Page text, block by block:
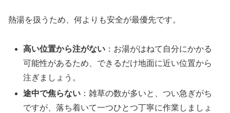
熱湯を扱うため、何よりも安全が最優先です。
高い位置から注がない ：お湯がはねて自分にかかる
可能性があるため、できるだけ地面に近い位置から
注ぎましょう。
途中で焦らない ：雑草の数が多いと、つい急ぎがち
ですが、落ち着いて一つひとつ丁寧に作業しましょ